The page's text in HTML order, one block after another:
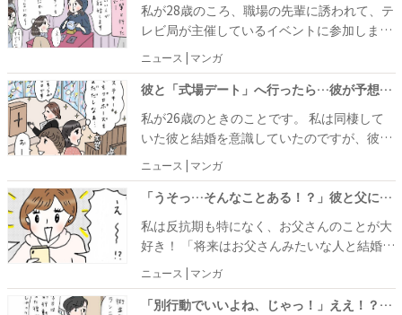
私が28歳のころ、職場の先輩に誘われて、テ
レビ局が主催しているイベントに参加しまし
た。無料でタロット占いをしているブースが
あったので、試しにやってみると、「来年い
い人が現れて結婚します」と占い師に予言さ
れました。うさんくさいと感じた私は信じて
いなかったのですが……。
ニュース | マンガ
彼と「式場デート」へ行ったら…彼が予想外の行動に！？
私が26歳のときのことです。 私は同棲して
いた彼と結婚を意識していたのですが、彼の
ほうは「いつかできたらいいね」くらいの雰
囲気で、具体的な話はなく、なかなか結婚に
踏み切れずにいました。そんなある日、デー
トである場所に行くと、彼がまさかの行動に
出たのです！
ニュース | マンガ
「うそっ…そんなことある！？」彼と父にまさかの共通点！？運命の人と出会った！と感じた瞬間
私は反抗期も特になく、お父さんのことが大
好き！ 「将来はお父さんみたいな人と結婚し
たい」とずっと思っていました。大学生にな
り、社会人の男性たちとの合コンをした際、
そこで出会った彼には、私の父と驚きの共通
ニュース | マンガ
「別行動でいいよね、じゃっ！」ええ！？新婚旅行中、夫から飛び出した言葉に絶句して